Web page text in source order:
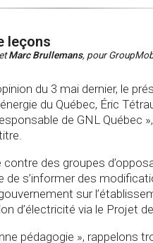
leçons
Marc Brullemans, pour
du 3 mai dernier, le
du Québec, Éric
de GNL Québec
des groupes
de s’informer des
sur
d’électricité via le Projet
pédagogie », rappelons